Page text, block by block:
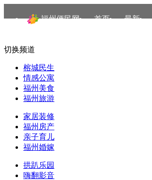
福州便民网 首页 最新
切换频道
榕城民生
情感公寓
福州美食
福州旅游
家居装修
福州房产
亲子育儿
福州婚嫁
拱趴乐园
嗨翻影音